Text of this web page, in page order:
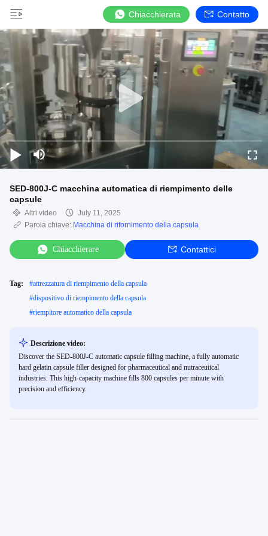
Chiacchierata Contatto
SED-800J-C macchina automatica di riempimento delle
capsule
Altri video
July 11, 2025
Parola chiave: Macchina di rifornimento della capsula
Chiacchierare Contattici
Tag: #attrezzatura di riempimento della capsula
#dispositivo di riempimento della capsula
#riempitore automatico della capsula
Descrizione video:
Discover the SED-800J-C automatic capsule filling machine, a fully automatic
hard gelatin capsule filler designed for pharmaceutical and nutraceutical
industries. This high-capacity machine fills 800 capsules per minute with
precision and efficiency.